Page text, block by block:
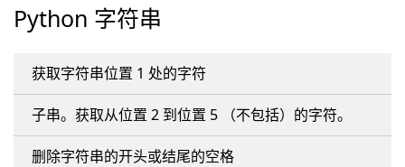
Python 字符串
获取字符串位置 1 处的字符
子串。获取从位置 2 到位置 5 （不包括）的字符。
删除字符串的开头或结尾的空格